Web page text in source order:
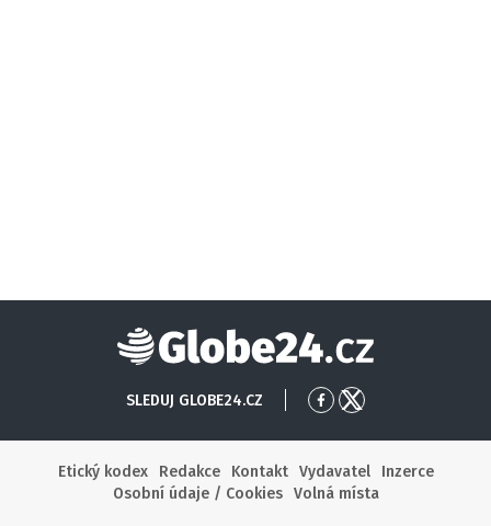
Globe24
SLEDUJ GLOBE24.CZ
Přejít
Facebook
Přejít
X
Etický kodex
Redakce Kontakt Vydavatel
Inzerce
Osobní údaje / Cookies
Volná místa